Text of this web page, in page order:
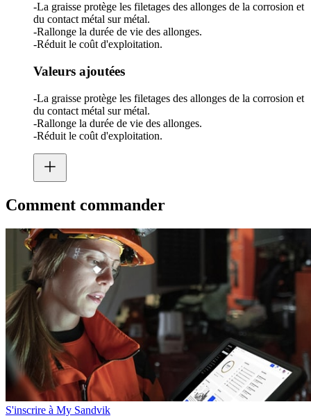
-La graisse protège les filetages des allonges de la corrosion et
du contact métal sur métal.
-Rallonge la durée de vie des allonges.
-Réduit le coût d'exploitation.
Valeurs ajoutées
-La graisse protège les filetages des allonges de la corrosion et
du contact métal sur métal.
-Rallonge la durée de vie des allonges.
-Réduit le coût d'exploitation.
Comment commander
S'inscrire à My Sandvik